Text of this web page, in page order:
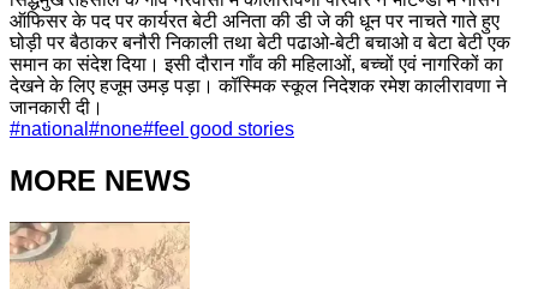
ऑफिसर के पद पर कार्यरत बेटी अनिता की डी जे की धून पर नाचते गाते हुए
घोड़ी पर बैठाकर बनौरी निकाली तथा बेटी पढाओ-बेटी बचाओ व बेटा बेटी एक
समान का संदेश दिया। इसी दौरान गाँव की महिलाओं, बच्चों एवं नागरिकों का
देखने के लिए हजूम उमड़ पड़ा। कॉस्मिक स्कूल निदेशक रमेश कालीरावणा ने
जानकारी दी।
#national #none#feel good stories
MORE NEWS